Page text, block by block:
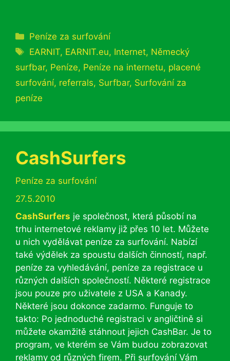
Rubriky
Peníze za surfování
Štítky
EARNIT, EARNIT.eu, Internet, Německý
surfbar, Peníze, Peníze na internetu, placené
surfování, referrals, Surfbar, Surfování za
peníze
CashSurfers
Rubriky
Peníze za surfování
27.5.2010
CashSurfers je společnost, která působí na
trhu internetové reklamy již přes 10 let. Můžete
u nich vydělávat peníze za surfování. Nabízí
také výdělek za spoustu dalších činností, např.
peníze za vyhledávání, peníze za registrace u
různých dalších společností. Některé registrace
jsou pouze pro uživatele z USA a Kanady.
Některé jsou dokonce zadarmo. Funguje to
takto: Po jednoduché registraci v angličtině si
můžete okamžitě stáhnout jejich CashBar. Je to
program, ve kterém se Vám budou zobrazovat
reklamy od různých firem. Při surfování Vám